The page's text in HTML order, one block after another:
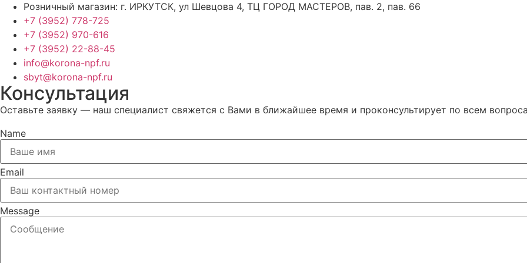
Розничный магазин: г. ИРКУТСК, ул Шевцова 4, ТЦ ГОРОД МАСТЕРОВ, пав. 2, пав. 66
+7 (3952) 778-725
+7 (3952) 970-616
+7 (3952) 22-88-45
info@korona-npf.ru
sbyt@korona-npf.ru
Консультация
Оставьте заявку — наш специалист свяжется с Вами в ближайшее время и проконсультирует по всем
Name
Email
Message